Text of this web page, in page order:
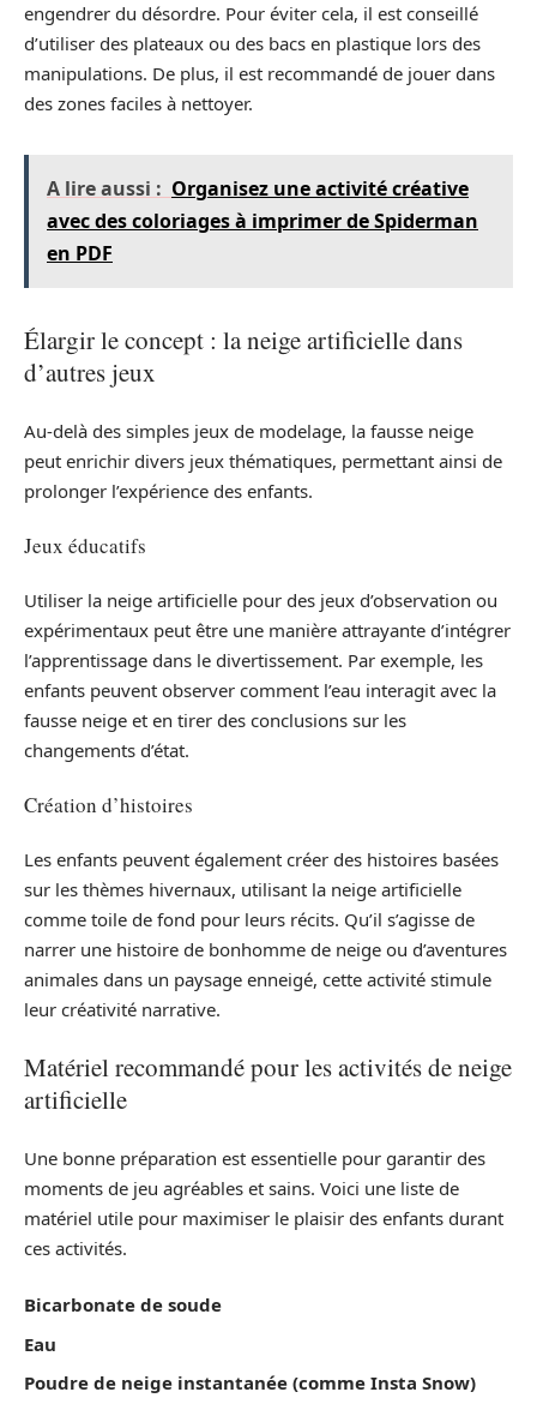
engendrer du désordre. Pour éviter cela, il est conseillé
d’utiliser des plateaux ou des bacs en plastique lors des
manipulations. De plus, il est recommandé de jouer dans
des zones faciles à nettoyer.
A lire aussi : Organisez une activité créative
avec des coloriages à imprimer de Spiderman
en PDF
Élargir le concept : la neige artificielle dans
d’autres jeux
Au-delà des simples jeux de modelage, la fausse neige
peut enrichir divers jeux thématiques, permettant ainsi de
prolonger l’expérience des enfants.
Jeux éducatifs
Utiliser la neige artificielle pour des jeux d’observation ou
expérimentaux peut être une manière attrayante d’intégrer
l’apprentissage dans le divertissement. Par exemple, les
enfants peuvent observer comment l’eau interagit avec la
fausse neige et en tirer des conclusions sur les
changements d’état.
Création d’histoires
Les enfants peuvent également créer des histoires basées
sur les thèmes hivernaux, utilisant la neige artificielle
comme toile de fond pour leurs récits. Qu’il s’agisse de
narrer une histoire de bonhomme de neige ou d’aventures
animales dans un paysage enneigé, cette activité stimule
leur créativité narrative.
Matériel recommandé pour les activités de neige
artificielle
Une bonne préparation est essentielle pour garantir des
moments de jeu agréables et sains. Voici une liste de
matériel utile pour maximiser le plaisir des enfants durant
ces activités.
Bicarbonate de soude
Eau
Poudre de neige instantanée (comme Insta Snow)